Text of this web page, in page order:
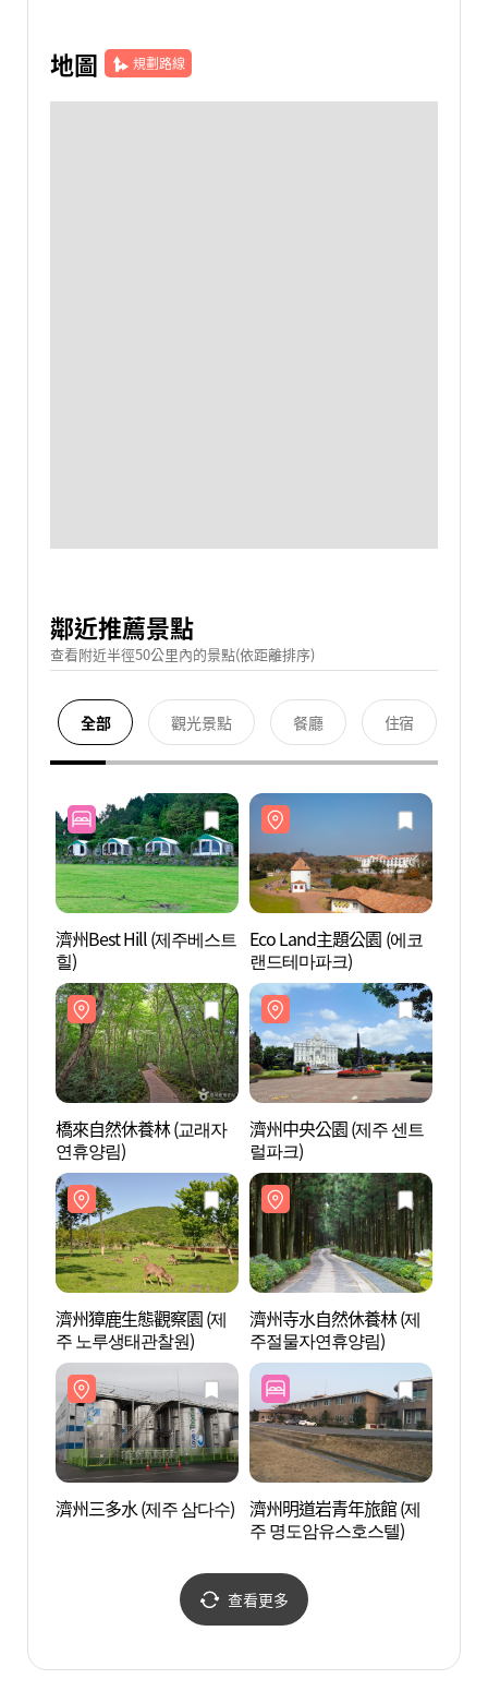
地圖 規劃路線
鄰近推薦景點
查看附近半徑50公里內的景點(依距離排序)
全部 觀光景點 餐廳 住宿
濟州Best Hill (제주베스트
힐)
Eco Land主題公園 (에코
랜드테마파크)
橋來自然休養林 (교래자
연휴양림)
濟州中央公園 (제주 센트
럴파크)
濟州獐鹿生態觀察園 (제
주 노루생태관찰원)
濟州寺水自然休養林 (제
주절물자연휴양림)
濟州三多水 (제주 삼다수) 濟州明道岩青年旅館 (제
주 명도암유스호스텔)
查看更多